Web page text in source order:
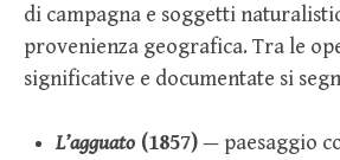
di campagna e soggetti
provenienza geografica. Tra le
significative e documentate si
L’agguato (1857)— paesaggio